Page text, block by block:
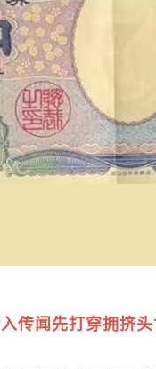
传闻先打穿拥挤